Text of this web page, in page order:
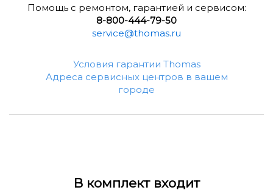
Помощь с ремонтом, гарантией и сервисом:
8-800-444-79-50
service@thomas.ru
Условия гарантии Thomas
Адреса сервисных центров в вашем
городе
В комплект входит